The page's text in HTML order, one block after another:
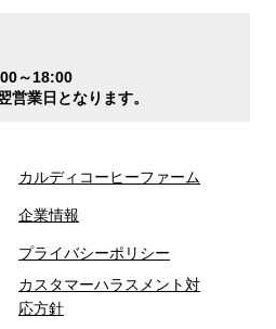
～18:00
営業日となります。
カルディコーヒーファーム
企業情報
プライバシーポリシー
カスタマーハラスメント対
応方針